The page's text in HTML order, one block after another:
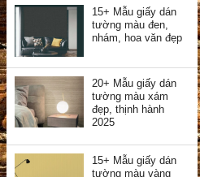
15+ Mẫu giấy dán
tường màu đen,
nhám, hoa văn đẹp
20+ Mẫu giấy dán
tường màu xám
đẹp, thịnh hành
2025
15+ Mẫu giấy dán
tường màu vàng